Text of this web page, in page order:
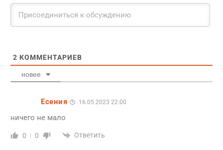
2 КОММЕНТАРИЕВ
новее
Есения 16.05.2023 22:00
ничего не мало
0 0 Ответить